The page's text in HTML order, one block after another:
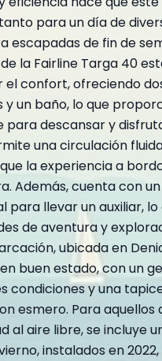
para un día de
escapadas de fin de
la Fairline Targa 40
el confort, ofreciendo
y un baño, lo que
para descansar y
una circulación
la experiencia a
Además, cuenta con
para llevar un auxiliar,
de aventura y
ubicada en
buen estado, con un
condiciones y una
esmero. Para aquellos
al aire libre, se incluye
instalados en